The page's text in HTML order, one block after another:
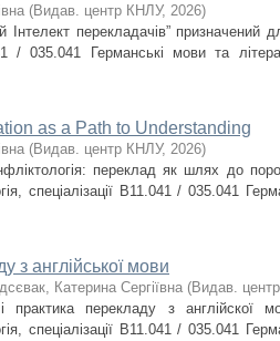
(Видав. центр КНЛУ, 2026)
Інтелект перекладачів” призначений
/ 035.041 Германські мови та
as a Path to Understanding
(Видав. центр КНЛУ, 2026)
переклад як шлях до
спеціалізації В11.041 / 035.041
з англійської мови
Катерина Сергіївна (Видав.
практика перекладу з англійскої
спеціалізації В11.041 / 035.041